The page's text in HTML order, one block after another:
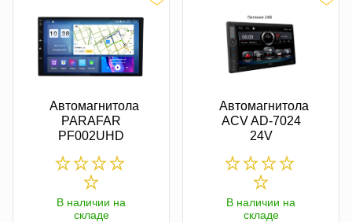
Автомагнитола
PARAFAR
PF002UHD
В наличии на
складе
Автомагнитола
ACV AD-7024
24V
В наличии на
складе